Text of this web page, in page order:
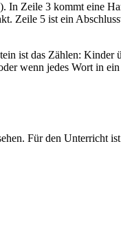
In Zeile 3 kommt eine
Zeile 5 ist ein
ist das Zählen: Kinder
wenn jedes Wort in ein
Für den Unterricht